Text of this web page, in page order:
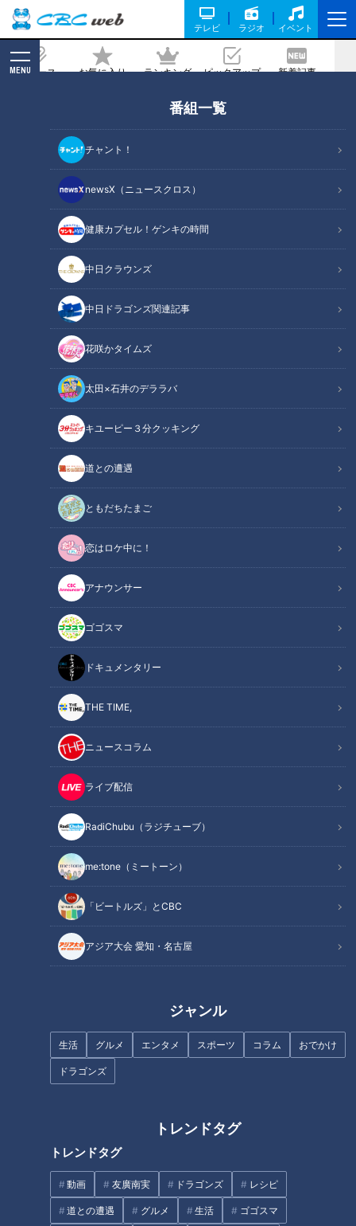
テレビ ラジオ イベント
ニュース お気に入り ランキング ピックアップ 新着記事
MENU
番組一覧
チャント！
newsX（ニュースクロス）
健康カプセル！ゲンキの時間
中日クラウンズ
中日ドラゴンズ関連記事
花咲かタイムズ
太田×石井のデララバ
キユーピー３分クッキング
道との遭遇
ともだちたまご
恋はロケ中に！
アナウンサー
ゴゴスマ
ドキュメンタリー
THE TIME,
ニュースコラム
ライブ配信
RadiChubu（ラジチューブ）
me:tone（ミートーン）
「ビートルズ」とCBC
アジア大会 愛知・名古屋
ジャンル
生活 グルメ エンタメ スポーツ コラム おでかけ
ドラゴンズ
トレンドタグ
トレンドタグ
動画 友廣南実 ドラゴンズ レシピ
道との遭遇 グルメ 生活 ゴゴスマ
パーマスター直伝！業務スーパー食材の
カンタン大変身レシピ
記事に戻る
この記事の画像（全17枚）
記事に戻る
おいしい野菜の食べ方」！JA全
農広報部が「レシピ本」発売！
岐阜県高山市の愛されフード
けおあげの超！時短料理 アレ
ンジで広がる家庭の味